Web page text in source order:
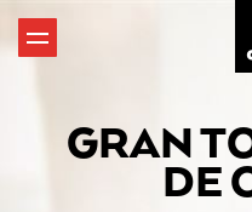
GRAN
DE